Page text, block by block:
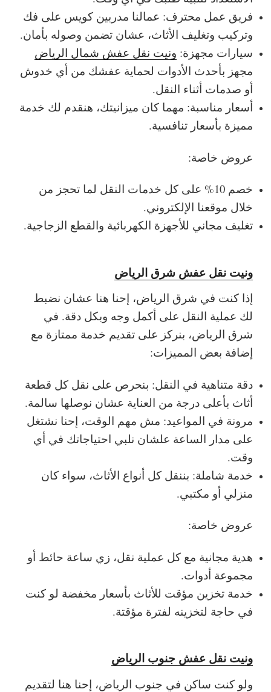
فريق عمل محترف: عمالنا مدربين كويس على فك
وتركيب وتغليف الأثاث، عشان تضمن وصوله بأمان.
سيارات مجهزة: ونيت نقل عفش شمال الرياض
مجهز بأحدث الأدوات لحماية عفشك من أي خدوش
أو صدمات أثناء النقل.
أسعار مناسبة: مهما كان ميزانيتك، هنقدم لك خدمة
مميزة بأسعار تنافسية.
عروض خاصة:
خصم 10% على كل خدمات النقل لما تحجز من
خلال موقعنا الإلكتروني.
تغليف مجاني للأجهزة الكهربائية والقطع الزجاجية.
ونيت نقل عفش شرق الرياض
إذا كنت في شرق الرياض، إحنا هنا عشان نضبط
لك عملية النقل على أكمل وجه وبكل دقة. في
شرق الرياض، بنركز على تقديم خدمة ممتازة مع
إضافة بعض المميزات:
دقة متناهية في النقل: بنحرص على نقل كل قطعة
أثاث بأعلى درجة من العناية عشان نوصلها سالمة.
مرونة في المواعيد: مش مهم الوقت، إحنا نشتغل
على مدار الساعة علشان نلبي احتياجاتك في أي
وقت.
خدمة شاملة: بننقل كل أنواع الأثاث، سواء كان
منزلي أو مكتبي.
عروض خاصة:
هدية مجانية مع كل عملية نقل، زي ساعة حائط أو
مجموعة أدوات.
خدمة تخزين مؤقت للأثاث بأسعار مخفضة لو كنت
في حاجة لتخزينه لفترة مؤقتة.
ونيت نقل عفش جنوب الرياض
ولو كنت ساكن في جنوب الرياض، إحنا هنا لتقديم